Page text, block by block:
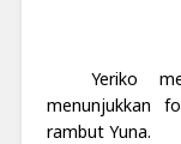
Yeriko
menunjukkan
rambut Yuna.